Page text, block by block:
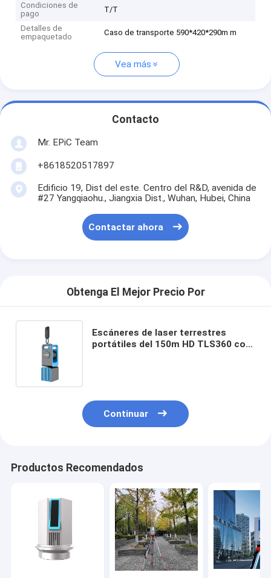
Condiciones de
pago
T/T
Detalles de
empaquetado
Caso de transporte 590*420*290m m
Vea más
Contacto
Mr. EPiC Team
+8618520517897
Edificio 19, Dist del este. Centro del R&D, avenida de
#27 Yangqiaohu., Jiangxia Dist., Wuhan, Hubei, China
Contactar ahora
Obtenga El Mejor Precio Por
Escáneres de laser terrestres
portátiles del 150m HD TLS360 con
Continuar
Productos Recomendados